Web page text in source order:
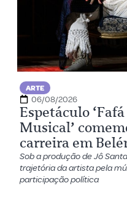
ARTE
06/08/2026
Espetáculo
Musical’
carreira em
Sob a produção de Jô
trajetória da artista pela
participação política